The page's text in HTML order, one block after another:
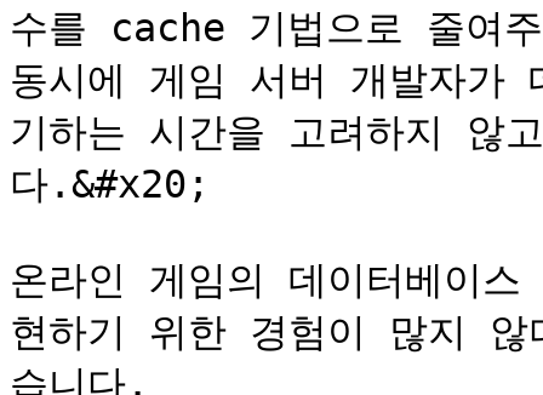
수를 cache 기법으로 줄여
동시에 게임 서버 개발자가
기하는 시간을 고려하지 않
다.&#x20;
온라인 게임의 데이터베이
현하기 위한 경험이 많지
습니다.